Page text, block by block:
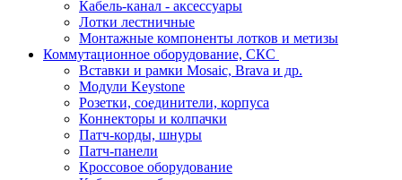
Кабель-канал - аксессуары
Лотки лестничные
Монтажные компоненты лотков и метизы
Коммутационное оборудование, СКС
Вставки и рамки Mosaic, Brava и др.
Модули Keystone
Розетки, соединители, корпуса
Коннекторы и колпачки
Патч-корды, шнуры
Патч-панели
Кроссовое оборудование